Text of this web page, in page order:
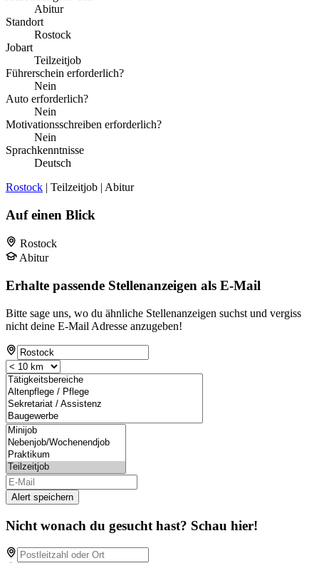
Abitur
Standort
Rostock
Jobart
Teilzeitjob
Führerschein erforderlich?
Nein
Auto erforderlich?
Nein
Motivationsschreiben erforderlich?
Nein
Sprachkenntnisse
Deutsch
Rostock | Teilzeitjob | Abitur
Auf einen Blick
Rostock
Abitur
Erhalte passende Stellenanzeigen als E-Mail
Bitte sage uns, wo du ähnliche Stellenanzeigen suchst und vergiss
nicht deine E-Mail Adresse anzugeben!
Alert speichern
Nicht wonach du gesucht hast? Schau hier!